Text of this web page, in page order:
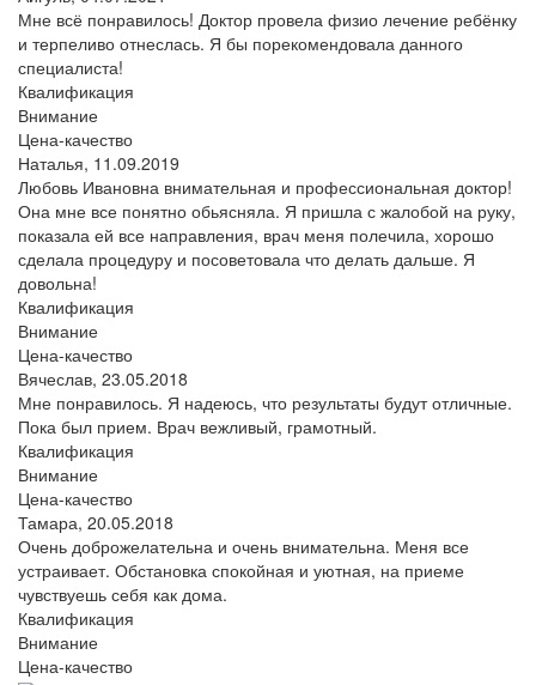
Мне всё понравилось! Доктор провела физио лечение ребёнку
и терпеливо отнеслась. Я бы порекомендовала данного
специалиста!
Квалификация
Внимание
Цена-качество
Наталья, 11.09.2019
Любовь Ивановна внимательная и профессиональная доктор!
Она мне все понятно обьясняла. Я пришла с жалобой на руку,
показала ей все направления, врач меня полечила, хорошо
сделала процедуру и посоветовала что делать дальше. Я
довольна!
Квалификация
Внимание
Цена-качество
Вячеслав, 23.05.2018
Мне понравилось. Я надеюсь, что результаты будут отличные.
Пока был прием. Врач вежливый, грамотный.
Квалификация
Внимание
Цена-качество
Тамара, 20.05.2018
Очень доброжелательна и очень внимательна. Меня все
устраивает. Обстановка спокойная и уютная, на приеме
чувствуешь себя как дома.
Квалификация
Внимание
Цена-качество